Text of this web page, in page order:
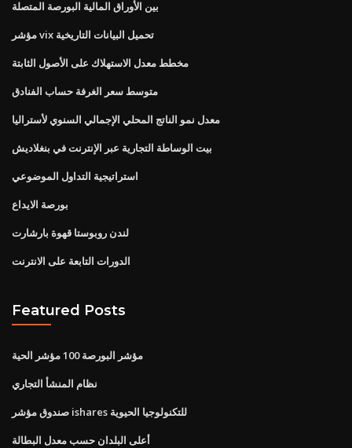
بين الأوراق المالية البورصة المتصلة
مؤشر vix تحميل البيانات التاريخية
مخطط معدل الاستهلاك على الأصول الثابتة
متوسط ​​سعر الغرفة حساب الفنادق
معدل نمو الناتج المحلي الإجمالي السنوي لأستراليا
بيت الوساطة التجارية عبر الإنترنت في بنغلاديش
استراتيجية التداول الموضوعي
بورصة الايداع
لندن روبوستا قهوة بارشارت
الدورات التابعة على الانترنت
Featured Posts
مؤشر البورصة 100 مؤشر الحية
نظام المنشأ التجاري
صندوق مؤشر ishares للتكنولوجيا الحيوية
أعلى البلدان حسب معدل البطالة